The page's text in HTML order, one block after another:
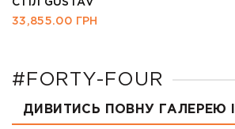
СТІЛ GUSTAV
33,855.00 ГРН
#FORTY-FOUR
ДИВИТИСЬ ПОВНУ ГАЛЕРЕЮ